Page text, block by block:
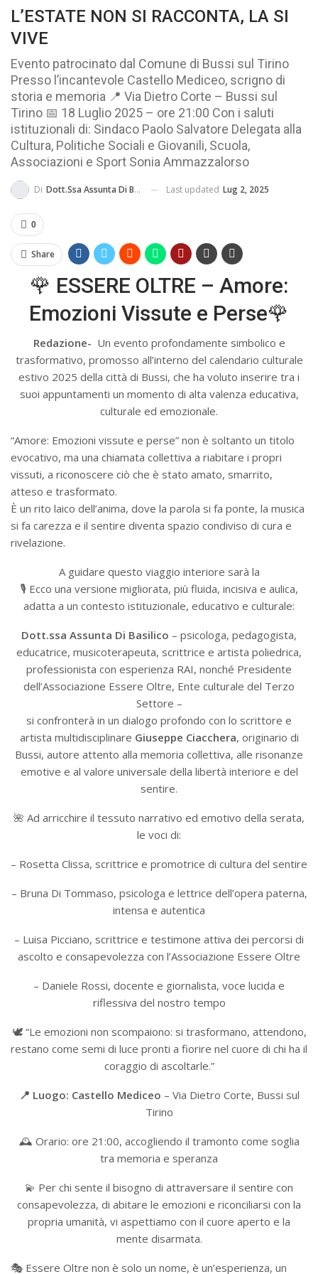
MA...
CIVILE E SOCIALE
L’ESTATE NON SI RACCONTA, LA SI
VIVE
Evento patrocinato dal Comune di Bussi sul Tirino
Presso l’incantevole Castello Mediceo, scrigno di
storia e memoria 📍 Via Dietro Corte – Bussi sul
Tirino 📅 18 Luglio 2025 – ore 21:00 Con i saluti
istituzionali di: Sindaco Paolo Salvatore Delegata alla
Cultura, Politiche Sociali e Giovanili, Scuola,
Associazioni e Sport Sonia Ammazzalorso
Di Dott.ssa Assunta Di Basilico Last updated Lug 2, 2025
0
Share
🌹 ESSERE OLTRE – Amore:
Emozioni Vissute e Perse🌹
Redazione- Un evento profondamente simbolico e
trasformativo, promosso all’interno del calendario culturale
estivo 2025 della città di Bussi, che ha voluto inserire tra i
suoi appuntamenti un momento di alta valenza educativa,
culturale ed emozionale.
“Amore: Emozioni vissute e perse” non è soltanto un titolo
evocativo, ma una chiamata collettiva a riabitare i propri
vissuti, a riconoscere ciò che è stato amato, smarrito,
atteso e trasformato.
È un rito laico dell’anima, dove la parola si fa ponte, la musica
si fa carezza e il sentire diventa spazio condiviso di cura e
rivelazione.
A guidare questo viaggio interiore sarà la
🎙️ Ecco una versione migliorata, più fluida, incisiva e aulica,
adatta a un contesto istituzionale, educativo e culturale:
Dott.ssa Assunta Di Basilico – psicologa, pedagogista,
educatrice, musicoterapeuta, scrittrice e artista poliedrica,
professionista con esperienza RAI, nonché Presidente
dell’Associazione Essere Oltre, Ente culturale del Terzo
Settore –
si confronterà in un dialogo profondo con lo scrittore e
artista multidisciplinare Giuseppe Ciacchera, originario di
Bussi, autore attento alla memoria collettiva, alle risonanze
emotive e al valore universale della libertà interiore e del
sentire.
🌺 Ad arricchire il tessuto narrativo ed emotivo della serata,
le voci di:
– Rosetta Clissa, scrittrice e promotrice di cultura del sentire
– Bruna Di Tommaso, psicologa e lettrice dell’opera paterna,
intensa e autentica
– Luisa Picciano, scrittrice e testimone attiva dei percorsi di
ascolto e consapevolezza con l’Associazione Essere Oltre
– Daniele Rossi, docente e giornalista, voce lucida e
riflessiva del nostro tempo
🕊 “Le emozioni non scompaiono: si trasformano, attendono,
restano come semi di luce pronti a fiorire nel cuore di chi ha il
coraggio di ascoltarle.”
📍 Luogo: Castello Mediceo – Via Dietro Corte, Bussi sul
Tirino
🕰 Orario: ore 21:00, accogliendo il tramonto come soglia
tra memoria e speranza
💫 Per chi sente il bisogno di attraversare il sentire con
consapevolezza, di abitare le emozioni e riconciliarsi con la
propria umanità, vi aspettiamo con il cuore aperto e la
mente disarmata.
🎭 Essere Oltre non è solo un nome, è un’esperienza, un